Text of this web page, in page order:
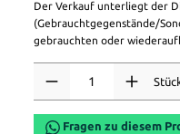
Der Verkauf unterliegt der
(Gebrauchtgegenstände/
gebrauchten oder
Fragen zu diesem